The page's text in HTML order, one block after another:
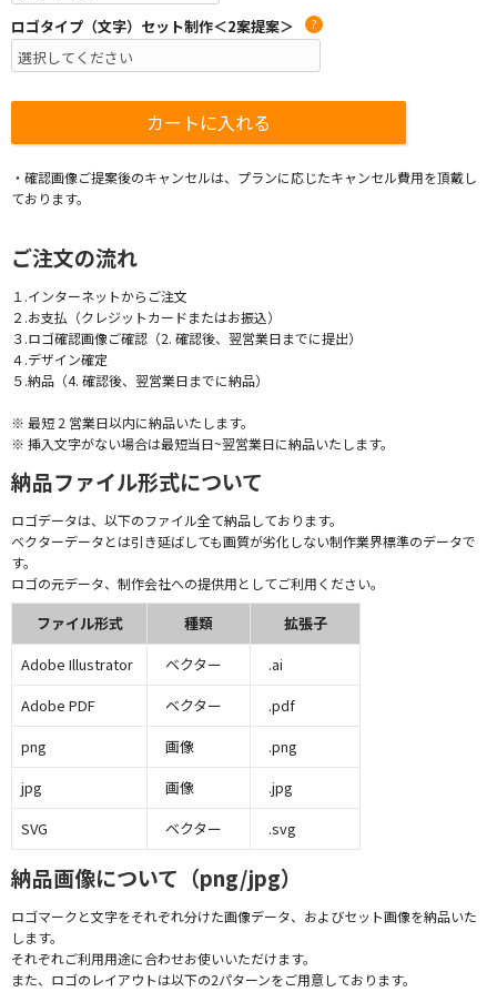
ロゴタイプ（文字）セット制作＜2案提案＞ ?
・確認画像ご提案後のキャンセルは、プランに応じたキャンセル費用を頂戴し
ております。
ご注文の流れ
１.インターネットからご注文
２.お支払（クレジットカードまたはお振込）
３.ロゴ確認画像ご確認（2. 確認後、翌営業日までに提出）
４.デザイン確定
５.納品（4. 確認後、翌営業日までに納品）
※ 最短 2 営業日以内に納品いたします。
※ 挿入文字がない場合は最短当日~翌営業日に納品いたします。
納品ファイル形式について
ロゴデータは、以下のファイル全て納品しております。
ベクターデータとは引き延ばしても画質が劣化しない制作業界標準のデータで
す。
ロゴの元データ、制作会社への提供用としてご利用ください。
ファイル形式 種類
拡張子
Adobe Illustrator
ベクター
.ai
Adobe PDF
ベクター
.pdf
png
画像
.png
jpg
画像
.jpg
SVG
ベクター .svg
納品画像について（png/jpg）
ロゴマークと文字をそれぞれ分けた画像データ、およびセット画像を納品いた
します。
それぞれご利用用途に合わせお使いいただけます。
また、ロゴのレイアウトは以下の2パターンをご用意しております。